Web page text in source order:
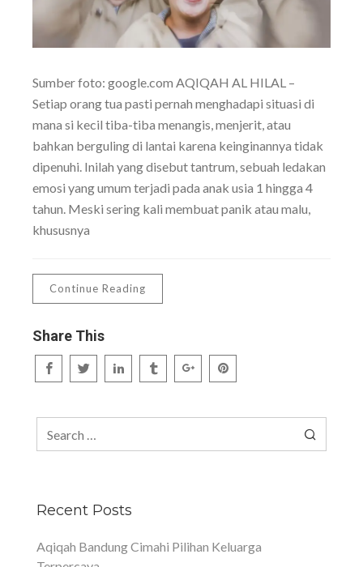
Sumber foto: google.com AQIQAH AL HILAL –
Setiap orang tua pasti pernah menghadapi situasi di
mana si kecil tiba-tiba menangis, menjerit, atau
bahkan berguling di lantai karena keinginannya tidak
dipenuhi. Inilah yang disebut tantrum, sebuah ledakan
emosi yang umum terjadi pada anak usia 1 hingga 4
tahun. Meski sering kali membuat panik atau malu,
khususnya
Continue Reading
Share This
Recent Posts
Aqiqah Bandung Cimahi Pilihan Keluarga